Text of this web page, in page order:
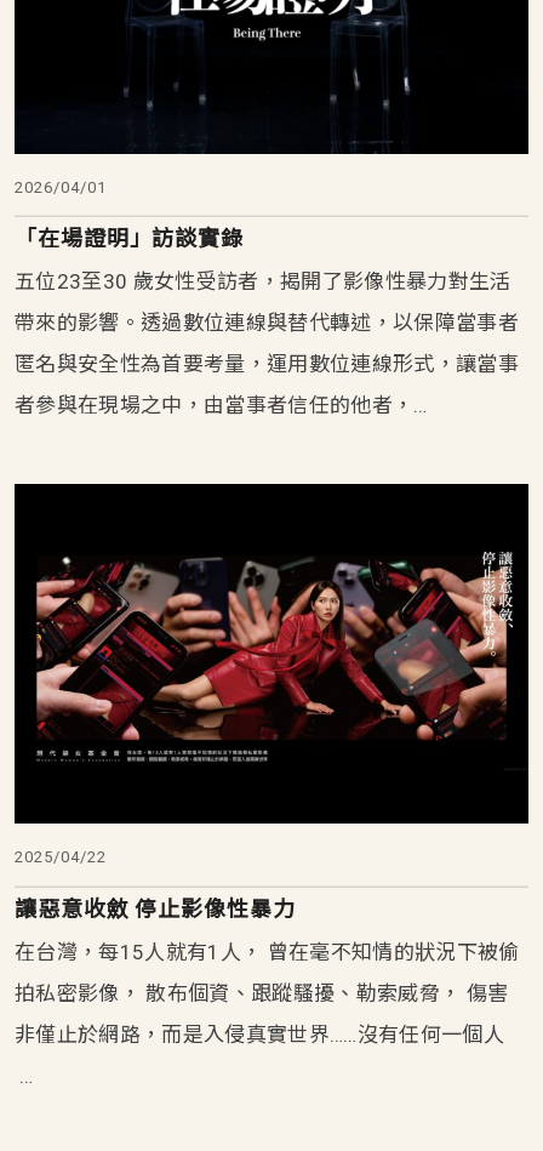
2026/04/01
「在場證明」訪談實錄
五位23至30 歲女性受訪者，揭開了影像性暴力對生活
帶來的影響。透過數位連線與替代轉述，以保障當事者
匿名與安全性為首要考量，運用數位連線形式，讓當事
者參與在現場之中，由當事者信任的他者，…
2025/04/22
讓惡意收斂 停止影像性暴力
在台灣，每15人就有1人， 曾在毫不知情的狀況下被偷
拍私密影像， 散布個資、跟蹤騷擾、勒索威脅， 傷害
非僅止於網路，而是入侵真實世界……沒有任何一個人
…